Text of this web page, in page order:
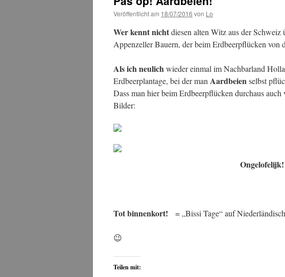
Veröffentlicht am 18/07/2016 von Lo
Wer kennt nichtdiesen alten Witz aus der Schweiz
Appenzeller Bauern, der beim Erdbeerpflücken von
Als ich neulichwieder einmal im Nachbarland
Erdbeerplantage, bei der man Aardbeienselbst
Dass man hier beim Erdbeerpflücken durchaus
Bilder:
Tot binnenkort! = „Bissi Tage“ auf Niederländisch
😉
Teilen mit: